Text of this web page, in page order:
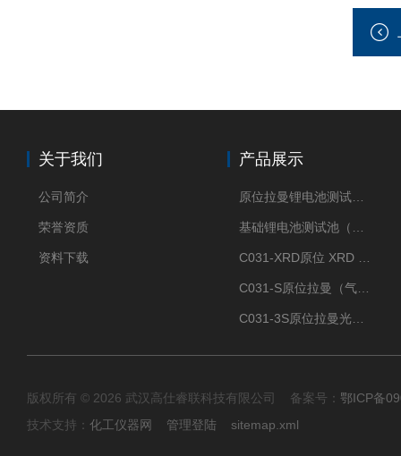
关于我们
公司简介
荣誉资质
资料下载
产品展示
版权所有 © 2026 武汉高仕睿联科技有限公司 备案号： 鄂ICP备
技术支持： 化工仪器网 管理登陆 sitemap.xml